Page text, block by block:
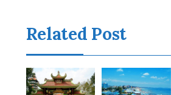
Related Post